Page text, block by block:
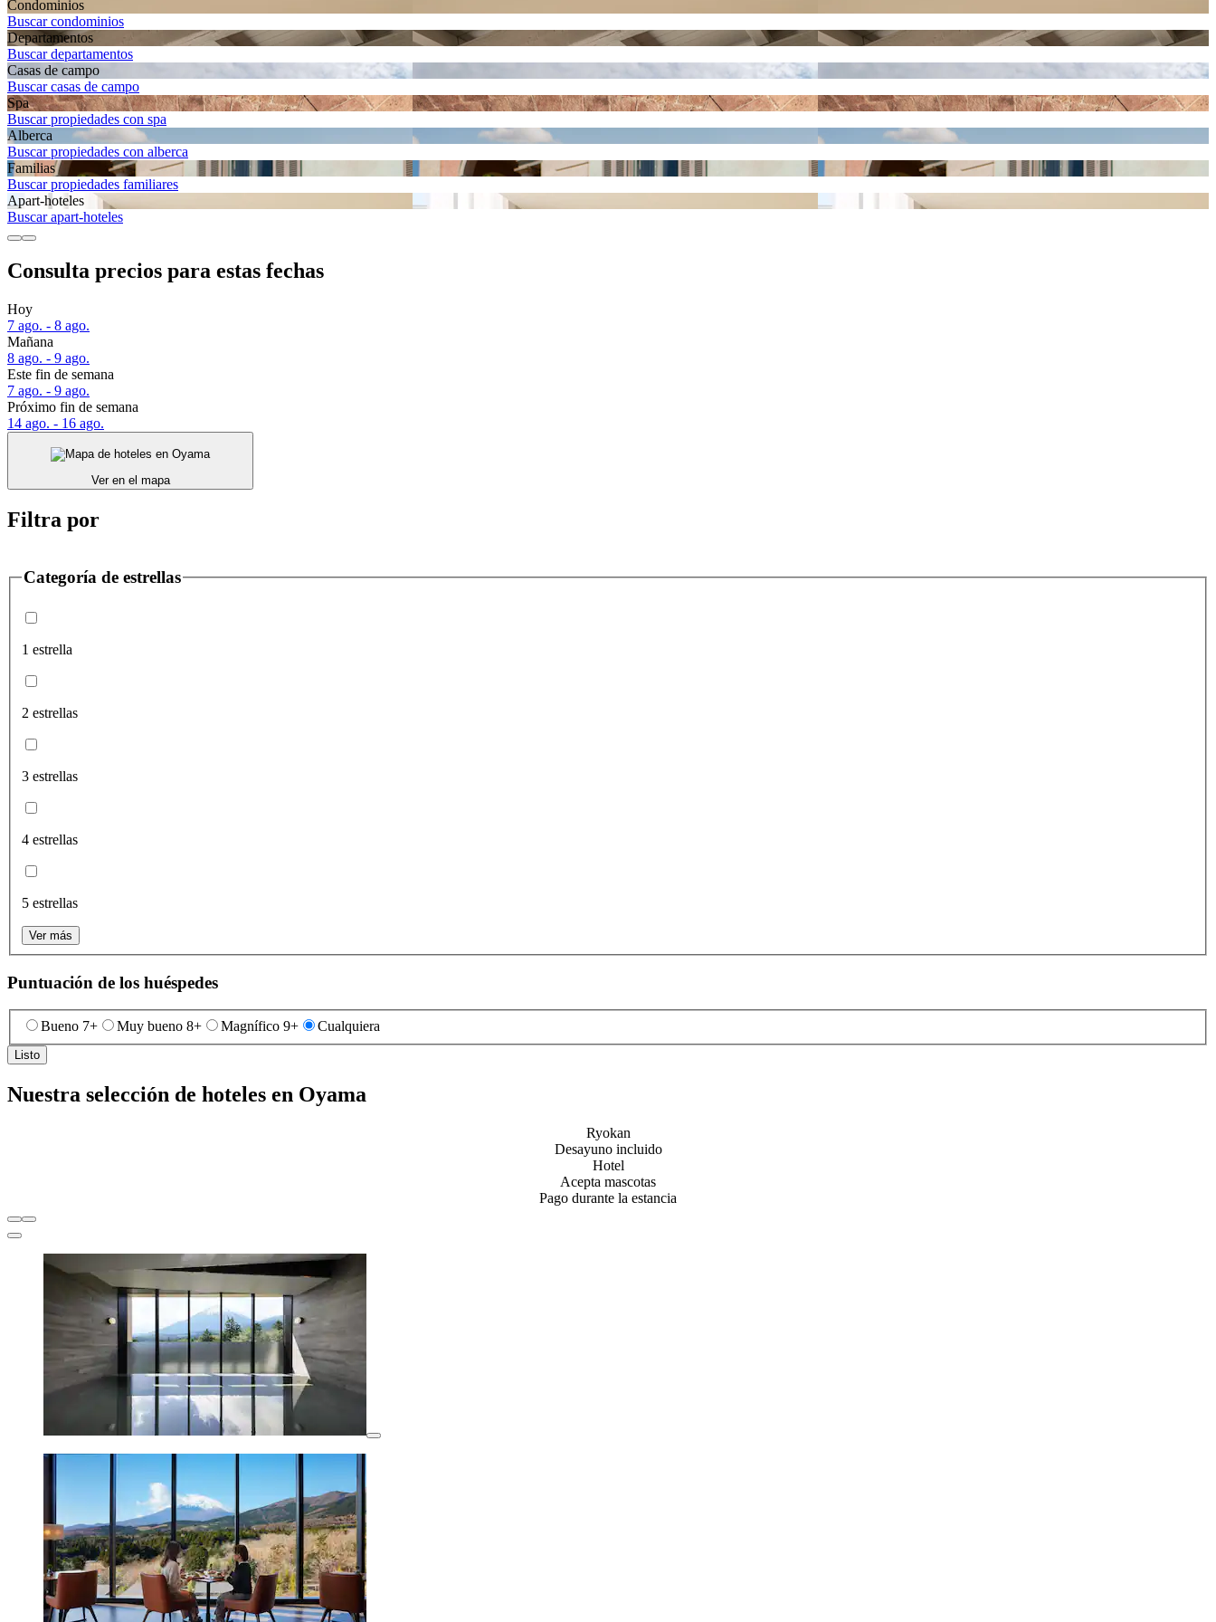
Condominios
Buscar condominios
Departa­mentos
Buscar departamentos
Casas de campo
Buscar casas de campo
Spa
Buscar propiedades con spa
Alberca
Buscar propiedades con alberca
Familias
Buscar propiedades familiares
Apart-hoteles
Buscar apart-hoteles
Consulta precios para estas fechas
Hoy
7 ago. - 8 ago.
Mañana
8 ago. - 9 ago.
Este fin de semana
7 ago. - 9 ago.
Próximo fin de semana
14 ago. - 16 ago.
Ver en el mapa
Filtra por
Categoría de estrellas
1 estrella
2 estrellas
3 estrellas
4 estrellas
5 estrellas
Ver más
Puntuación de los huéspedes
Bueno 7+ Muy bueno 8+ Magnífico 9+ Cualquiera
Listo
Nuestra selección de hoteles en Oyama
Ryokan
Desayuno incluido
Hotel
Acepta mascotas
Pago durante la estancia